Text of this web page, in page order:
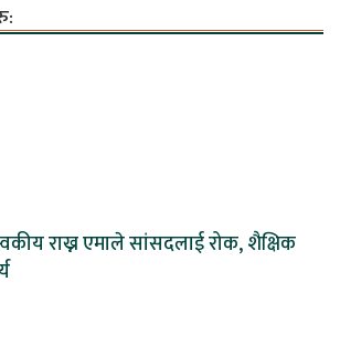
राख्न एमाले सांसदलाई रोक, शैक्षिक